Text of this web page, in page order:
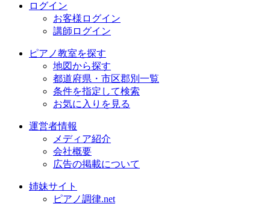
ログイン
お客様ログイン
講師ログイン
ピアノ教室を探す
地図から探す
都道府県・市区郡別一覧
条件を指定して検索
お気に入りを見る
運営者情報
メディア紹介
会社概要
広告の掲載について
姉妹サイト
ピアノ調律.net